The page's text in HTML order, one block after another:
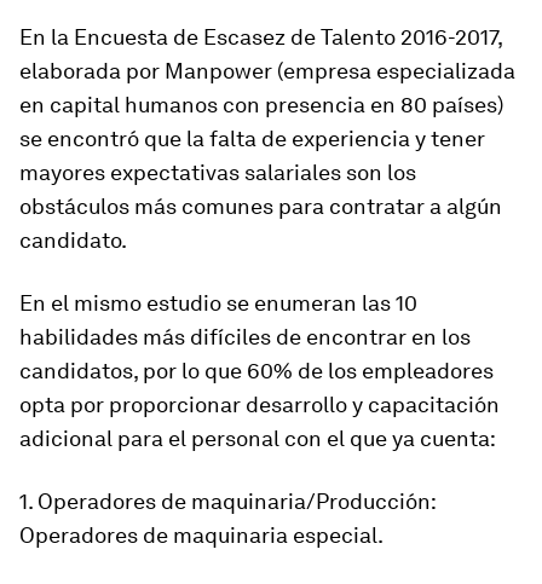
En la Encuesta de Escasez de Talento 2016-2017,
elaborada por Manpower (empresa especializada
en capital humanos con presencia en 80 países)
se encontró que la falta de experiencia y tener
mayores expectativas salariales son los
obstáculos más comunes para contratar a algún
candidato.
En el mismo estudio se enumeran las 10
habilidades más difíciles de encontrar en los
candidatos, por lo que 60% de los empleadores
opta por proporcionar desarrollo y capacitación
adicional para el personal con el que ya cuenta:
1. Operadores de maquinaria/Producción:
Operadores de maquinaria especial.